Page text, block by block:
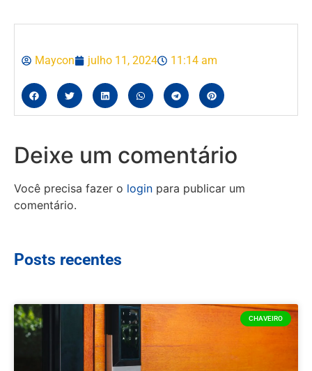
Maycon julho 11, 2024 11:14 am
Deixe um comentário
Você precisa fazer o login para publicar um
comentário.
Posts recentes
CHAVEIRO